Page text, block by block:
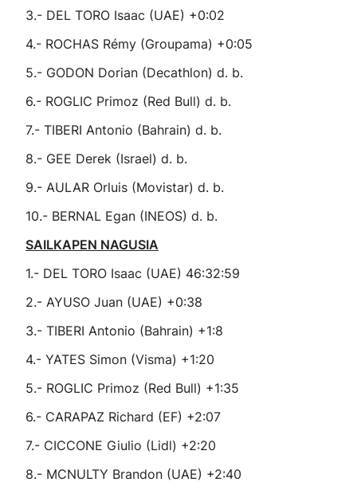
3.- DEL TORO Isaac (UAE) +0:02
4.- ROCHAS Rémy (Groupama) +0:05
5.- GODON Dorian (Decathlon) d. b.
6.- ROGLIC Primoz (Red Bull) d. b.
7.- TIBERI Antonio (Bahrain) d. b.
8.- GEE Derek (Israel) d. b.
9.- AULAR Orluis (Movistar) d. b.
10.- BERNAL Egan (INEOS) d. b.
SAILKAPEN NAGUSIA
1.- DEL TORO Isaac (UAE) 46:32:59
2.- AYUSO Juan (UAE) +0:38
3.- TIBERI Antonio (Bahrain) +1:8
4.- YATES Simon (Visma) +1:20
5.- ROGLIC Primoz (Red Bull) +1:35
6.- CARAPAZ Richard (EF) +2:07
7.- CICCONE Giulio (Lidl) +2:20
8.- MCNULTY Brandon (UAE) +2:40